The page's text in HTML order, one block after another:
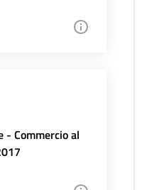
- Commercio al